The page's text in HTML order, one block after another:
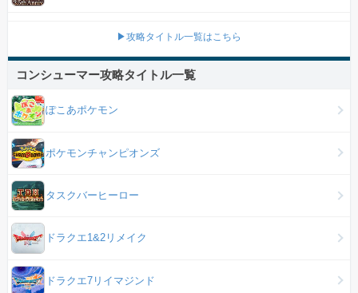
▶攻略タイトル一覧はこちら
コンシューマー攻略タイトル一覧
ぽこあポケモン
ポケモンチャンピオンズ
タスクバーヒーロー
ドラクエ1&2リメイク
ドラクエ7リイマジンド